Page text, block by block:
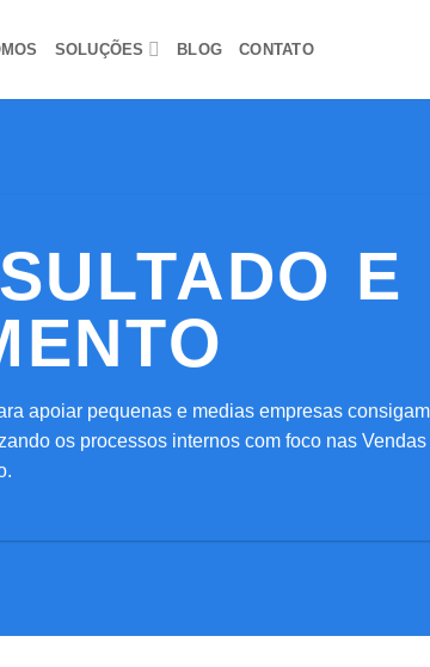
SOLUÇÕES BLOG CONTATO
E
apoiar pequenas e medias empresas
os processos internos com foco nas